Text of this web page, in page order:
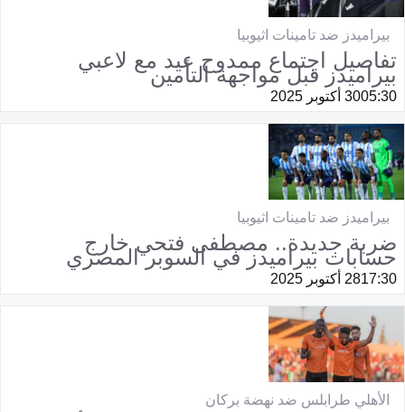
بيراميدز ضد تامينات اثيوبيا
تفاصيل اجتماع ممدوح عيد مع لاعبي
بيراميدز قبل مواجهة التأمين
05:3030 أكتوبر 2025
بيراميدز ضد تامينات اثيوبيا
ضربة جديدة.. مصطفى فتحي خارج
حسابات بيراميدز في السوبر المصري
17:3028 أكتوبر 2025
الأهلي طرابلس ضد نهضة بركان